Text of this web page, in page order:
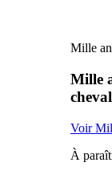
Mille
Mille
Voir
À